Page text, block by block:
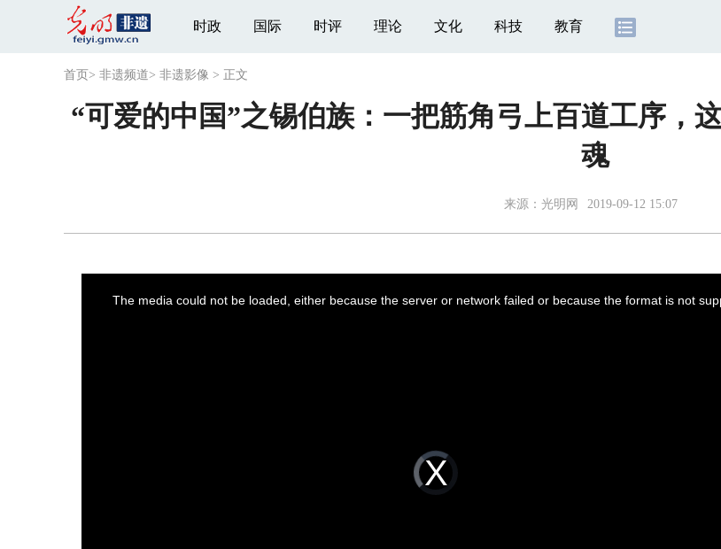
时政 国际 时评 理论 文化 科技 教育
首页 > 非遗频道> 非遗影像 > 正文
“可爱的中国”之锡伯族：一把筋角弓上百道工序，
魂
来源： 光明网 2019-09-12 15:07
Video
Player
is
loading.
The media could not be loaded, either because the server or network failed or because the format is not